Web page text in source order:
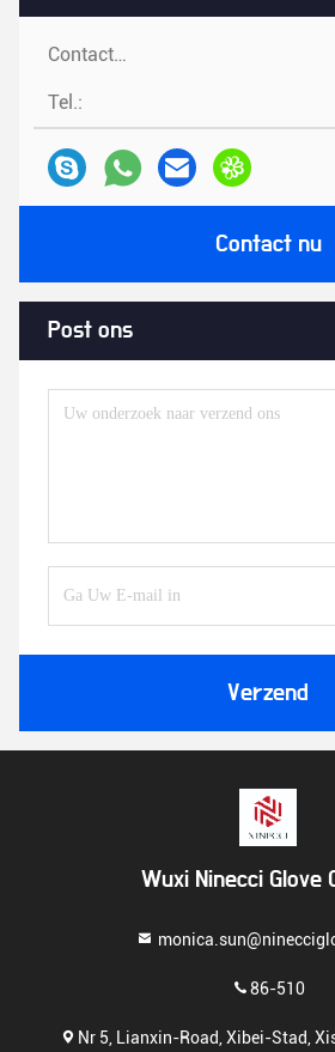
Contacten:
Tel.:
Contact nu
Post ons
Verzend
Wuxi Ninecci Glove
86-510
Nr 5, Lianxin-Road, Xibei-Stad,